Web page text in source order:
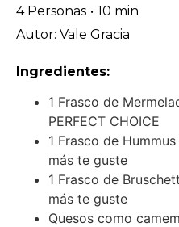
4 Personas • 10 min
Autor: Vale Gracia
Ingredientes:
1 Frasco de
PERFECT CHOICE
1 Frasco de
más te guste
1 Frasco de
más te guste
Quesos como